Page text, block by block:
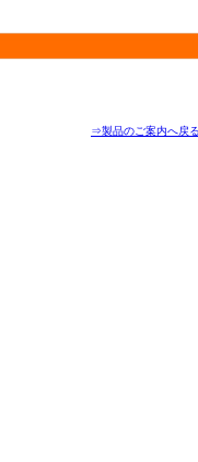
⇒製品のご案内へ戻